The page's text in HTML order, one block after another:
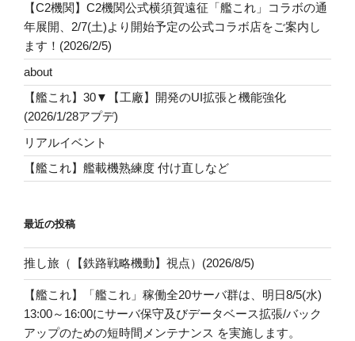
【C2機関】C2機関公式横須賀遠征「艦これ」コラボの通
年展開、2/7(土)より開始予定の公式コラボ店をご案内し
ます！(2026/2/5)
about
【艦これ】30▼【工廠】開発のUI拡張と機能強化
(2026/1/28アプデ)
リアルイベント
【艦これ】艦載機熟練度 付け直しなど
最近の投稿
推し旅（【鉄路戦略機動】視点）(2026/8/5)
【艦これ】「艦これ」稼働全20サーバ群は、明日8/5(水)
13:00～16:00にサーバ保守及びデータベース拡張/バック
アップのための短時間メンテナンス を実施します。